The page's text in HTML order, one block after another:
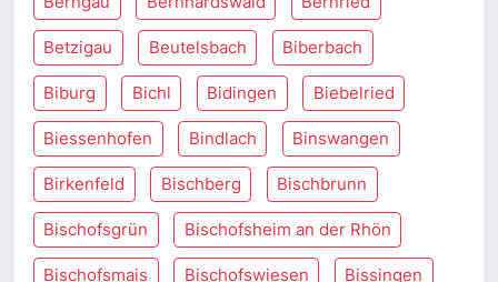
Betzigau Beutelsbach Biberbach
Biburg Bichl Bidingen Biebelried
Biessenhofen Bindlach Binswangen
Birkenfeld Bischberg Bischbrunn
Bischofsgrün Bischofsheim an der Rhön
Bischofsmais Bischofswiesen Bissingen